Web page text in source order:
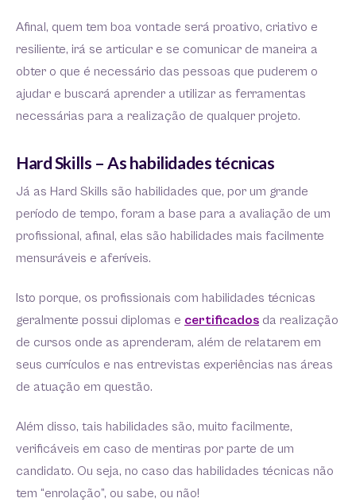
Afinal, quem tem boa vontade será proativo, criativo e
resiliente, irá se articular e se comunicar de maneira a
obter o que é necessário das pessoas que puderem o
ajudar e buscará aprender a utilizar as ferramentas
necessárias para a realização de qualquer projeto.
Hard Skills – As habilidades técnicas
Já as Hard Skills são habilidades que, por um grande
período de tempo, foram a base para a avaliação de um
profissional, afinal, elas são habilidades mais facilmente
mensuráveis e aferíveis.
Isto porque, os profissionais com habilidades técnicas
geralmente possui diplomas e certificados da realização
de cursos onde as aprenderam, além de relatarem em
seus currículos e nas entrevistas experiências nas áreas
de atuação em questão.
Além disso, tais habilidades são, muito facilmente,
verificáveis em caso de mentiras por parte de um
candidato. Ou seja, no caso das habilidades técnicas não
tem “enrolação”, ou sabe, ou não!